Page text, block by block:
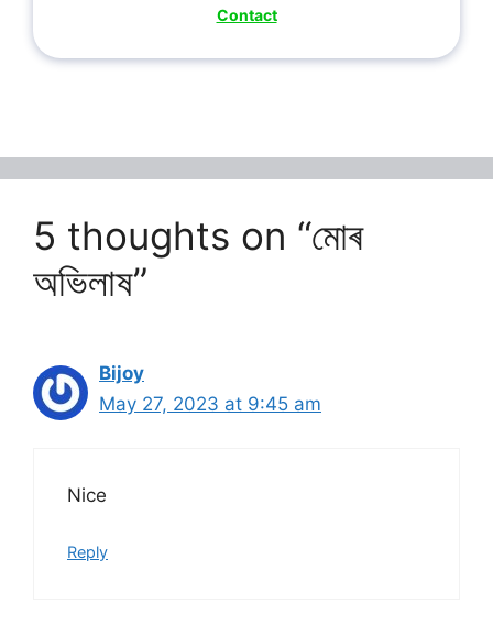
Contact
5 thoughts on “মোৰ
অভিলাষ”
Bijoy
May 27, 2023 at 9:45 am
Nice
Reply